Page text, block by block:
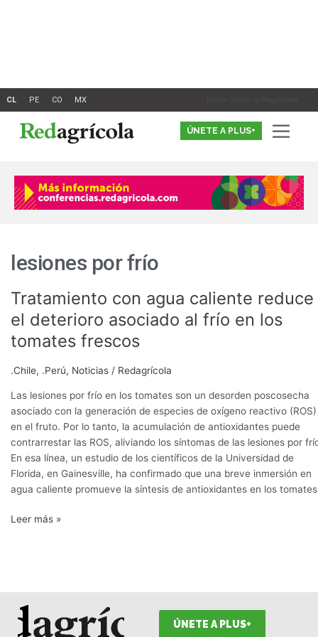
Inicia Sesión o Registrate
ÚNETE A PLUS+
lesiones por frío
Tratamiento con agua caliente reduce
el deterioro asociado al frío en los
tomates frescos
.Chile, .Perú, Noticias / Redagrícola
Las lesiones por frío en los tomates son un desorden poscosecha
asociado con la generación de especies de oxígeno reactivo (ROS)
en el fruto. Por lo tanto, la acumulación de antioxidantes puede
contrarrestar las ROS, aliviando los síntomas de las lesiones por
En esa línea, un estudio de los científicos de la Universidad de
Florida, en Gainesville, ha confirmado que una breve inmersión en
agua caliente promueve la síntesis de antioxidantes en los
Tratamiento
con
agua
caliente
el
deterioro
asociado
en
los
tomates
frescos
Leer más »
ÚNETE A PLUS+